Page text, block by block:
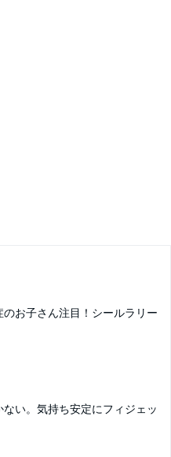
お子さん注目！シールラリー
ない。気持ち安定にフィジェッ